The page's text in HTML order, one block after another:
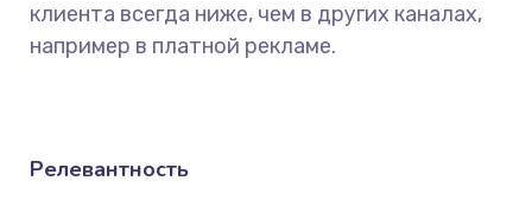
клиента всегда ниже, чем в других каналах,
например в платной рекламе.
Релевантность